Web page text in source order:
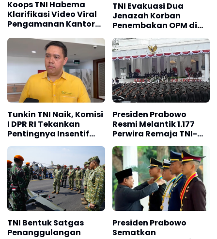
Koops TNI Habema
Klarifikasi Video Viral
Pengamanan Kantor
TNI Evakuasi Dua
Jenazah Korban
Penembakan OPM di
Tunkin TNI Naik, Komisi
I DPR RI Tekankan
Pentingnya Insentif
Bagi Kesejahteraan
Prajurit
Presiden Prabowo
Resmi Melantik 1.177
Perwira Remaja TNI-
Polri
TNI Bentuk Satgas
Penanggulangan
Presiden Prabowo
Sematkan